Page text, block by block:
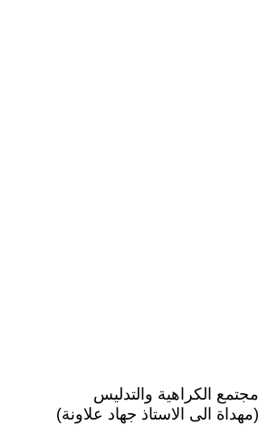
مجتمع الكراهية والتدليس
(مهداة الى الاستاذ جهاد علاونة)